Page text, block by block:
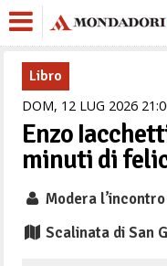
Libro
DOM, 12 LUG 2026 21
Enzo
minuti di
Modera
Scalinata di San